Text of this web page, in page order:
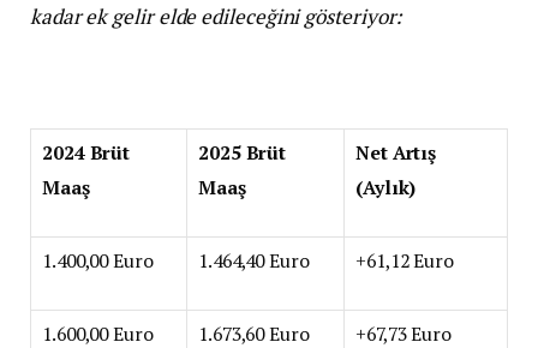
kadar ek gelir elde edileceğini gösteriyor:
2024 Brüt
Maaş
2025 Brüt
Maaş
Net Artış
(Aylık)
1.400,00 Euro 1.464,40 Euro +61,12 Euro
1.600,00 Euro 1.673,60 Euro +67,73 Euro